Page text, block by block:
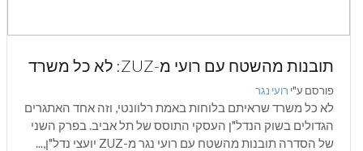
תובנות מהשטח עם רועי מ-ZUZ: לא כל משרד
שראיתם בלוחות באמת רלוונטי
פורסם ע"י רועי נגר
לא כל משרד שראיתם בלוחות באמת רלוונטי, וזה אחד האתגרים
הגדולים בשוק הנדל"ן העסקי התוסס של תל אביב. בפרק השני
של הסדרה תובנות מהשטח עם רועי נגר מ-ZUZ יועצי נדל"ן,...